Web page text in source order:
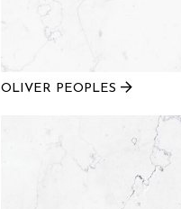
OLIVER PEOPLES